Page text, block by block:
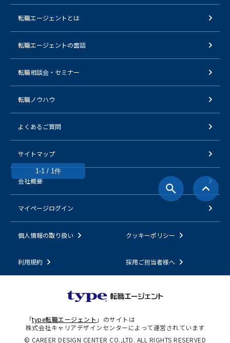
1-1 / 1件
転職エージェントとは
転職エージェントの面談
転職相談会・セミナー
転職ノウハウ
よくあるご質問
サイトマップ
会社概要
マイページログイン
個人情報の取り扱い クッキーポリシー
利用規約 採用ご担当者様へ
「type転職エージェント 」のサイトは
株式会社キャリアデザインセンターによって運営されています
© CAREER DESIGN CENTER CO.,LTD. ALL RIGHTS RESERVED